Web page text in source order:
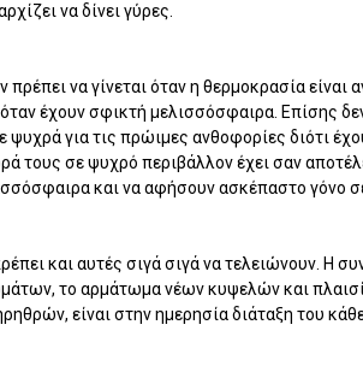
να δίνει γύρες.
να γίνεται όταν η θερμοκρασία είναι
έχουν σφικτή μελισσόσφαιρα. Επίσης
για τις πρώιμες ανθοφορίες διότι
τους σε ψυχρό περιβάλλον έχει σαν
και να αφήσουν ασκέπαστο γόνο
και αυτές σιγά σιγά να τελειώνουν. Η
το αρμάτωμα νέων κυψελών και
είναι στην ημερησία διάταξη του